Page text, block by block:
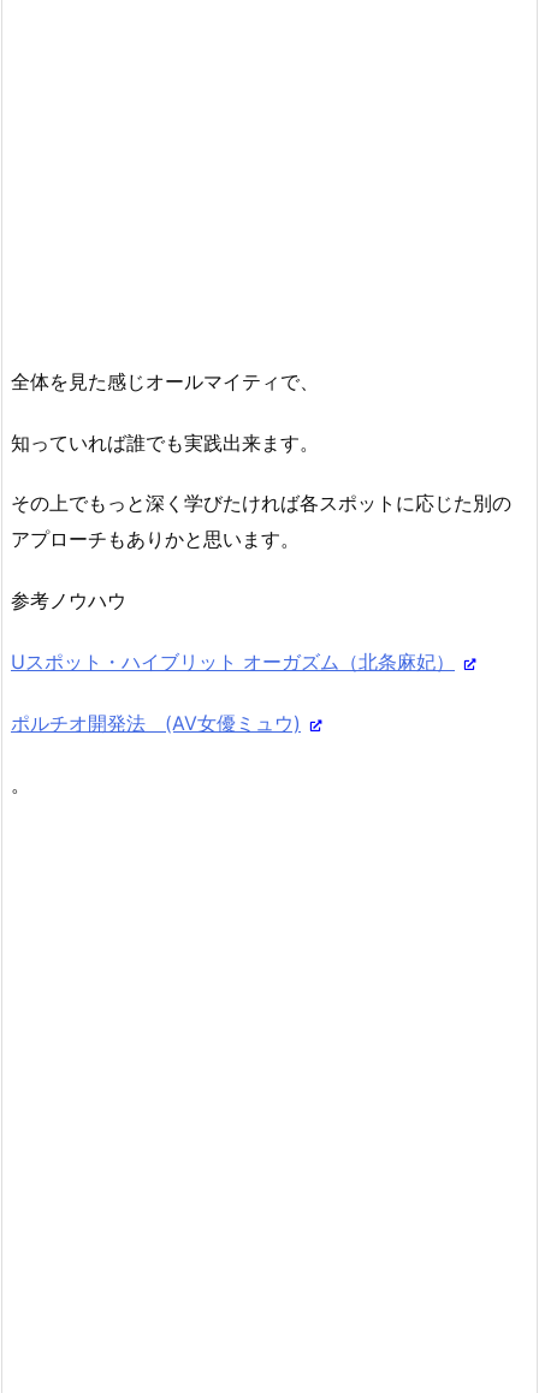
全体を見た感じオールマイティで、
知っていれば誰でも実践出来ます。
その上でもっと深く学びたければ各スポットに応じた別の
アプローチもありかと思います。
参考ノウハウ
Uスポット・ハイブリット オーガズム（北条麻妃）
ポルチオ開発法 (AV女優ミュウ)
。